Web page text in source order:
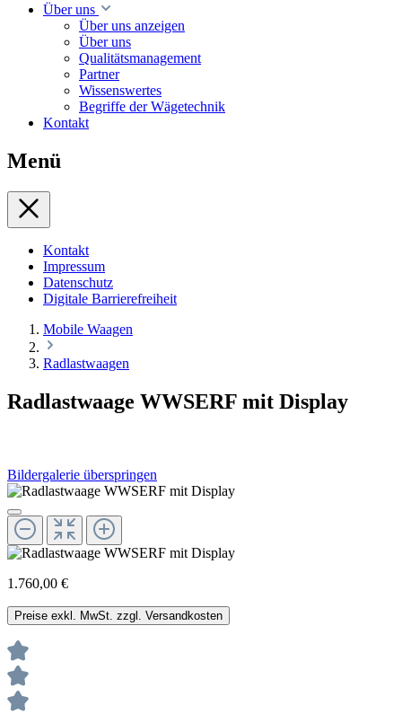
Über uns
Über uns anzeigen
Über uns
Qualitätsmanagement
Partner
Wissenswertes
Begriffe der Wägetechnik
Kontakt
Menü
Kontakt
Impressum
Datenschutz
Digitale Barrierefreiheit
Mobile Waagen
Radlastwaagen
Radlastwaage WWSERF mit Display
Bildergalerie überspringen
1.760,00 €
Preise exkl. MwSt. zzgl. Versandkosten